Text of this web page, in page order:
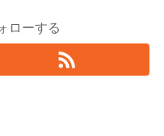
ローする